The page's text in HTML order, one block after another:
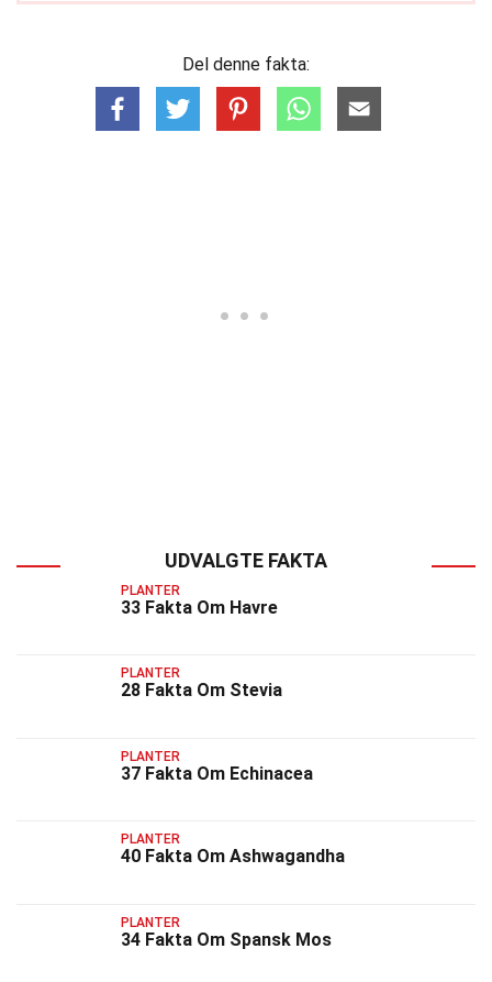
Del denne fakta:
UDVALGTE FAKTA
PLANTER
33 Fakta Om Havre
PLANTER
28 Fakta Om Stevia
PLANTER
37 Fakta Om Echinacea
PLANTER
40 Fakta Om Ashwagandha
PLANTER
34 Fakta Om Spansk Mos